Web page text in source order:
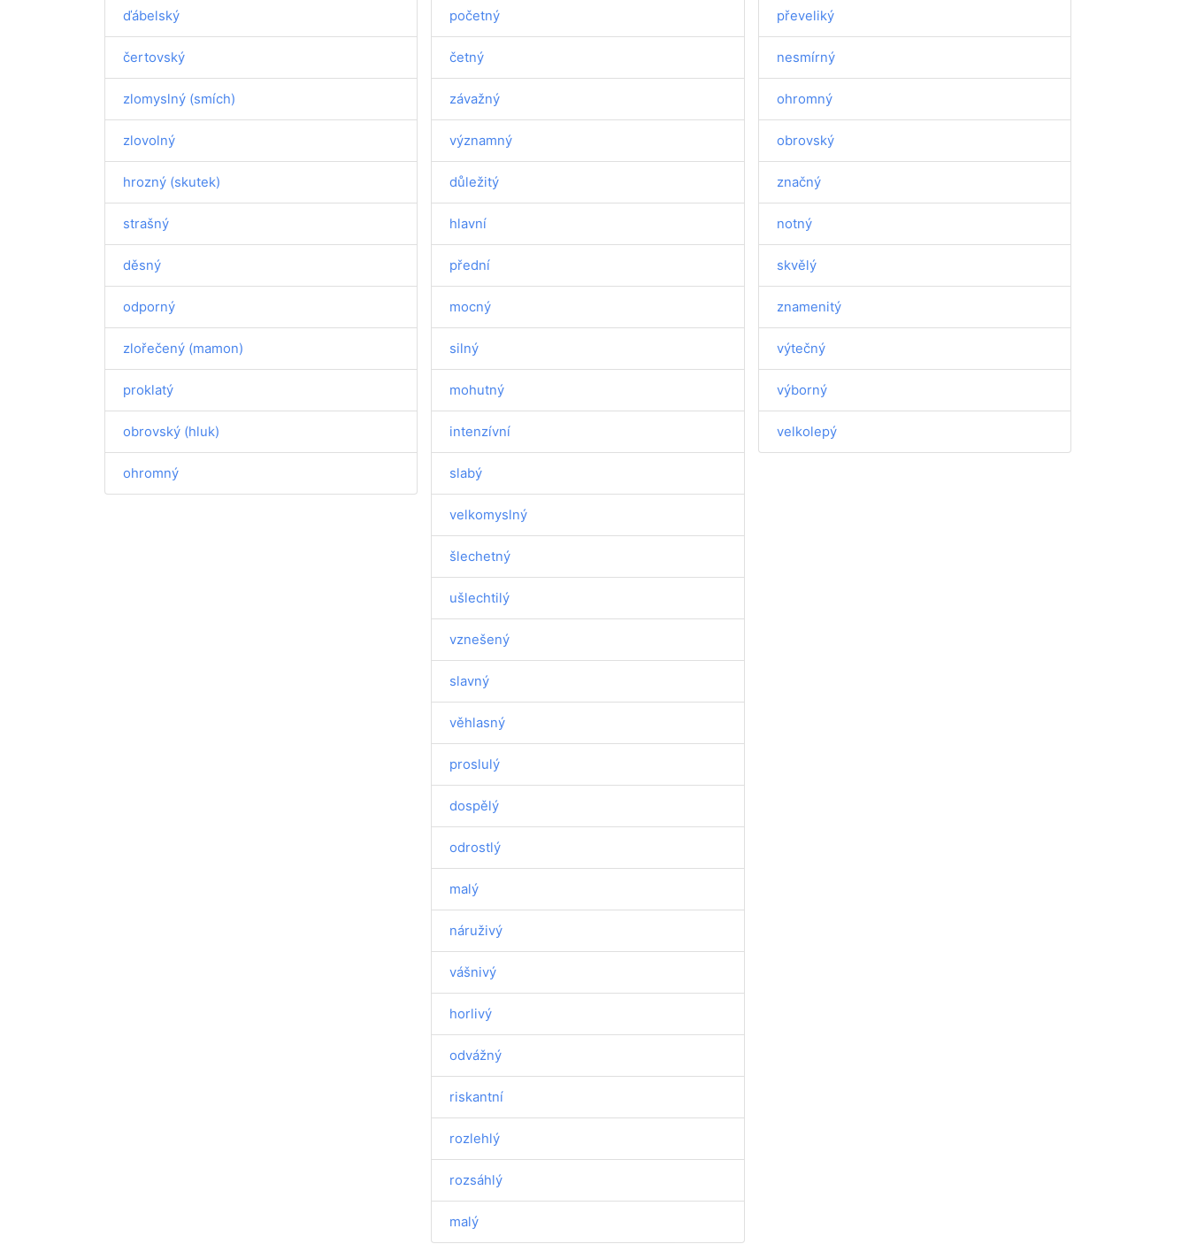
ďábelský
čertovský
zlomyslný (smích)
zlovolný
hrozný (skutek)
strašný
děsný
odporný
zlořečený (mamon)
proklatý
obrovský (hluk)
ohromný
početný
četný
závažný
významný
důležitý
hlavní
přední
mocný
silný
mohutný
intenzívní
slabý
velkomyslný
šlechetný
ušlechtilý
vznešený
slavný
věhlasný
proslulý
dospělý
odrostlý
malý
náruživý
vášnivý
horlivý
odvážný
riskantní
rozlehlý
rozsáhlý
malý
převeliký
nesmírný
ohromný
obrovský
značný
notný
skvělý
znamenitý
výtečný
výborný
velkolepý